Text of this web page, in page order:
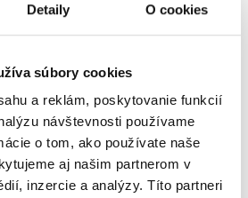
Detaily O cookies
súbory cookies
a reklám, poskytovanie funkcií
návštevnosti používame
o tom, ako používate naše
aj našim partnerom v
inzercie a analýzy. Títo partneri
Zobraz záznamov
1 záznamov
1 Ďalší